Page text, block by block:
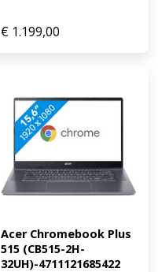
€ 1.199,00
Acer Chromebook Plus
515 (CB515-2H-
32UH)-4711121685422